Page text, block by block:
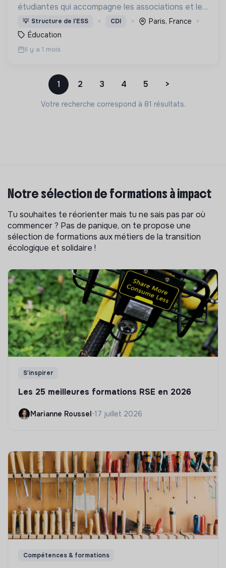
étudiantes qui accompagne les associations et les
individus qui les composent dans la réalisation de
leurs projets et leur parcours d’engagement.
💡 Structure de l’ESS CDI
Paris, France
Éducation
Il y a 1 mois
1 2 3 4 5 >
Votre recherche correspond à 81 résultats.
Notre sélection de formations à impact
Tu souhaites te réorienter mais tu ne sais pas par où
commencer ? Pas de panique, on te propose une
sélection de formations aux métiers de la transition
écologique et solidaire !
S'inspirer
Les 25 meilleures formations RSE en 2026
Marianne Roussel•17 juillet 2026
Compétences & formations